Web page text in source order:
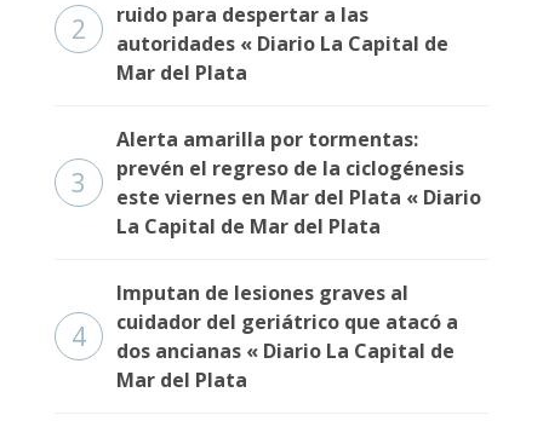
2
ruido para despertar a las
autoridades « Diario La Capital de
Mar del Plata
3
Alerta amarilla por tormentas:
prevén el regreso de la ciclogénesis
este viernes en Mar del Plata « Diario
La Capital de Mar del Plata
4
Imputan de lesiones graves al
cuidador del geriátrico que atacó a
dos ancianas « Diario La Capital de
Mar del Plata